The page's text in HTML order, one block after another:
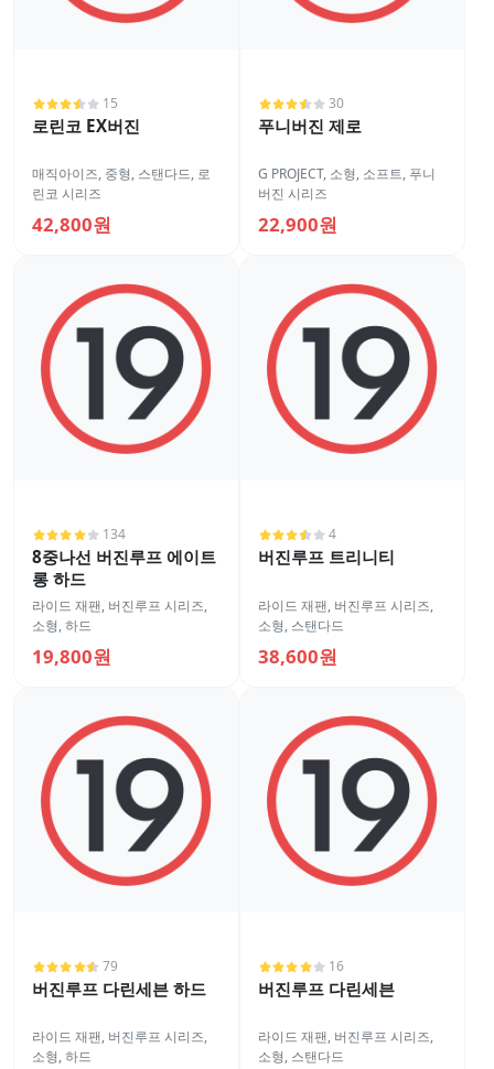
15
로린코 EX버진
매직아이즈, 중형, 스탠다드, 로
린코 시리즈
42,800원
30
푸니버진 제로
G PROJECT, 소형, 소프트, 푸니
버진 시리즈
22,900원
134
8중나선 버진루프 에이트
롱 하드
라이드 재팬, 버진루프 시리즈,
소형,하드
19,800원
4
버진루프 트리니티
라이드 재팬, 버진루프 시리즈,
소형, 스탠다드
38,600원
79
버진루프 다린세븐 하드
라이드 재팬, 버진루프 시리즈,
소형,하드
16
버진루프 다린세븐
라이드 재팬, 버진루프 시리즈,
소형, 스탠다드